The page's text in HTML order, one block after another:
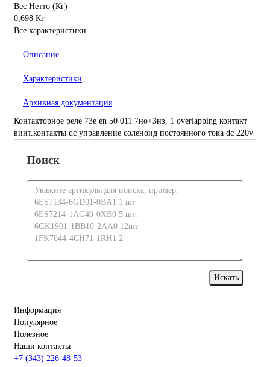
Вес Нетто (Кг)
0,698 Кг
Все характеристики
Описание
Характеристики
Архивная документация
Контакторное реле 73e en 50 011 7но+3нз, 1 overlapping контакт
винт.контакты dc управление соленоид постоянного тока dc 220v
Поиск
Информация
Популярное
Полезное
Наши контакты
+7 (343) 226-48-53